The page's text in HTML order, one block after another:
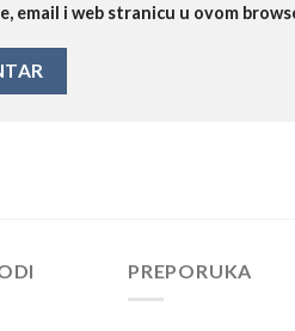
email i web stranicu u ovom
PREPORUKA